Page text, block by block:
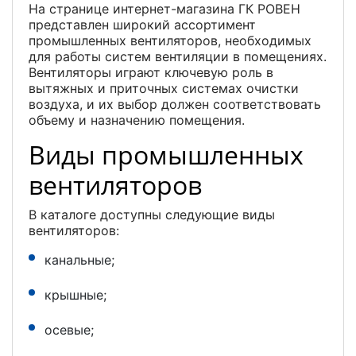
На странице интернет-магазина ГК РОВЕН
представлен широкий ассортимент
промышленных вентиляторов, необходимых
для работы систем вентиляции в помещениях.
Вентиляторы играют ключевую роль в
вытяжных и приточных системах очистки
воздуха, и их выбор должен соответствовать
объему и назначению помещения.
Виды промышленных
вентиляторов
В каталоге доступны следующие виды
вентиляторов:
канальные;
крышные;
осевые;